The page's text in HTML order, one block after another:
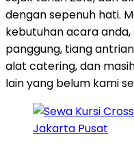
dengan sepenuh hati.
kebutuhan acara
panggung, tiang
alat catering, dan
lain yang belum kami